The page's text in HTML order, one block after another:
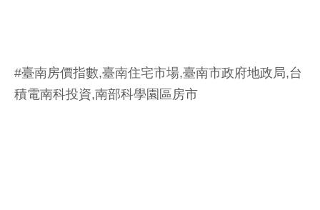
#臺南房價指數,臺南住宅市場,臺南市政府地政局,台
積電南科投資,南部科學園區房市